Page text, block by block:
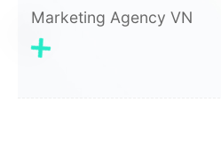
Marketing Agency VN